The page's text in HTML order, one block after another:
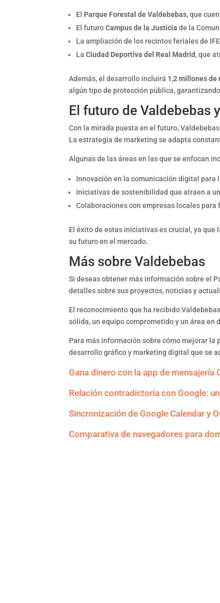
El Parque Forestal de Valdebebas, que
El futuroCampus de la Justicia de la
La ampliación de los recintos feriales de
LaCiudad Deportiva del Real Madrid , que
Además, el desarrollo incluirá 1,2 millones de
algún tipo de protección pública,
El futuro de Valdebebas
Con la mirada puesta en el futuro,
La estrategia de marketing se adapta
Algunas de las áreas en las que se enfocan
Innovación en la comunicación digital para
Iniciativas de sostenibilidad que atraen a
Colaboraciones con empresas locales
El éxito de estas iniciativas es crucial, ya
su futuro en el mercado.
Más sobre Valdebebas
Si deseas obtener más información sobre el
detalles sobre sus proyectos, noticias y
El reconocimiento que ha recibido
sólida, un equipo comprometido y un área
Para más información sobre cómo mejorar la
desarrollo gráfico y marketing digital que se
Gana dinero con la app de mensajería
Relación contradictoria con Google:
Sincronización de Google Calendar y
Comparativa de navegadores para